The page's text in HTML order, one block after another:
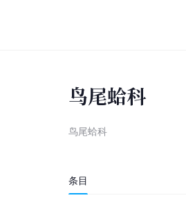
鸟尾蛤科
鸟尾蛤科
条目